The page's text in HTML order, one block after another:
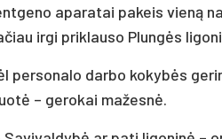
aparatai pakeis vieną
irgi priklauso Plungės
personalo darbo kokybės
– gerokai mažesnė.